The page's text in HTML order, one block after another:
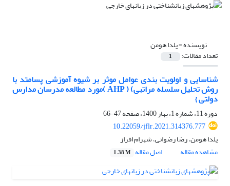
نویسنده =یلدا هومن
تعداد مقالات: 1
شناسایی و اولویت بندی عوامل موثر بر شیوه آموزشی پسامتد با
روش تحلیل سلسله مراتبی) ( AHP )مورد مطالعه مدرسان مدارس
دولتی }
دوره 11، شماره 1، بهار 1400، صفحه
47-66
10.22059/jflr.2021.314376.777
یلدا هومن، رضا رضوانی، شهرام افراز
مشاهده مقاله
اصل مقاله 1.38 M